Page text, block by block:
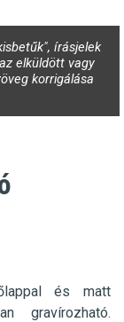
írásjelek
elküldött vagy
korrigálása
és matt
gravírozható.